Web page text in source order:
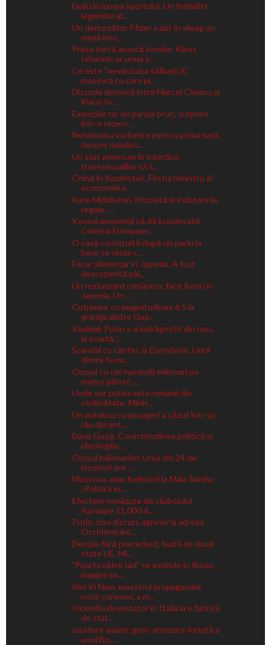
Doliu în lumea sportului. Un fotbalist
legendar al...
Un denunțător Pfizer a dat în vileag un
email inte...
Presa turcă aruncă bomba: Klaus
Iohannis ar urma s...
Ce este "nevăstuica sălbatică",
manevra cu care pi...
Discuție decisivă între Marcel Ciolacu și
Klaus Io...
Exemplar rar de panda brun, surprins
într-o rezerv...
Netanyahu vorbește pentru prima oară
despre număru...
Un stat american le interzice
transsexualilor să f...
Crimă în Kazahstan. Fostul ministru al
economiei a...
Kate Middleton, înlocuită la îndatoririle
regale. ...
Kovesi amenință că dă în judecată
Comisia European...
O casă construită după un pariu la
bere se vinde c...
Focar alimentar în Japonia. A fost
descoperită pâi...
Un restaurant românesc face furori în
Japonia. Un ...
Cutremur cu magnitudinea 6,5 la
graniţa dintre Gua...
Vladimir Putin s-a îndrăgostit din nou,
la scurtă ...
Scandal cu cântec la Eurovision. Unul
dintre favor...
Orașul cu cei mai mulți milionari pe
metru pătrat:...
Unde vor putea vota românii din
străinătate. Minis...
Un autobuz cu pasageri a căzut într-un
râu din ent...
Daria Gușă: Corectitudinea politică și
ideologiile...
Orașul milionarilor. Unul din 24 de
locuitori are ...
Moscova, atac furibund la Maia Sandu:
„Politica ei...
Efectele nevăzute ale războiului.
Aproape 11.000 d...
Putin, nou discurs agresiv la adresa
Occidentului,...
Decizie fără precedent, luată de două
state UE. Mi...
"Poarta către Iad" se extinde în Rusia:
imagini șo...
Kim Ki Nam, maestrul propagandei
nord-coreene, a m...
Incendiu devastator în Italia la o fabrică
de staț...
Incident aviatic grav: aterizare forțată a
unui Bo...